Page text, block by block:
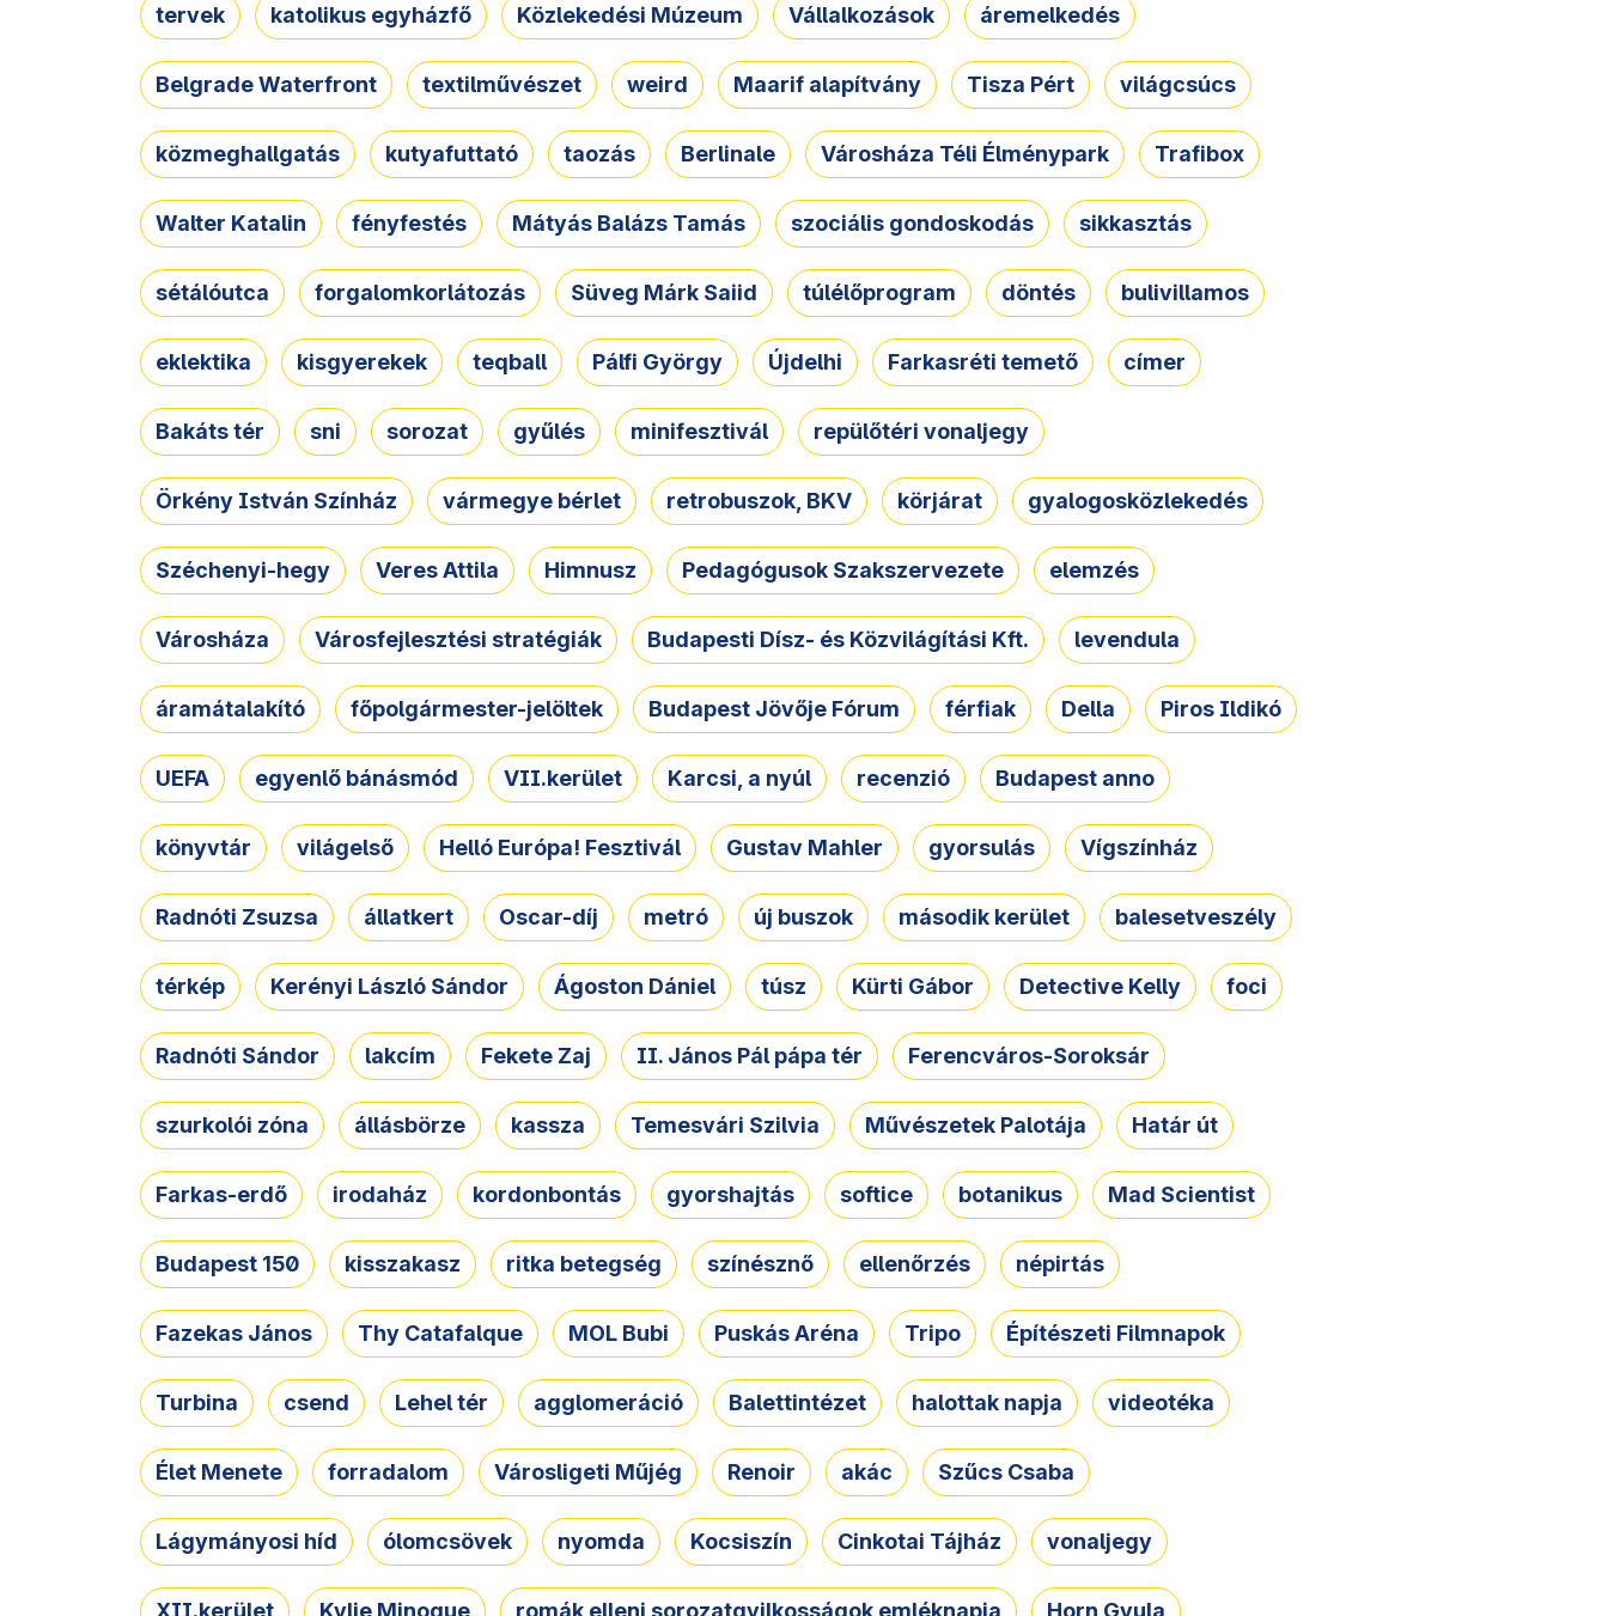
tervek katolikus egyházfő Közlekedési Múzeum Vállalkozások áremelkedés
Belgrade Waterfront textilművészet weird Maarif alapítvány Tisza Pért világcsúcs
közmeghallgatás kutyafuttató taozás Berlinale Városháza Téli Élménypark Trafibox
Walter Katalin fényfestés Mátyás Balázs Tamás szociális gondoskodás sikkasztás
sétálóutca forgalomkorlátozás Süveg Márk Saiid túlélőprogram döntés bulivillamos
eklektika kisgyerekek teqball Pálfi György Újdelhi Farkasréti temető címer
Bakáts tér sni sorozat gyűlés minifesztivál repülőtéri vonaljegy
Örkény István Színház vármegye bérlet retrobuszok, BKV körjárat gyalogosközlekedés
Széchenyi-hegy Veres Attila Himnusz Pedagógusok Szakszervezete elemzés
Városháza Városfejlesztési stratégiák Budapesti Dísz- és Közvilágítási Kft. levendula
áramátalakító főpolgármester-jelöltek Budapest Jövője Fórum férfiak Della Piros Ildikó
UEFA egyenlő bánásmód VII.kerület Karcsi, a nyúl recenzió Budapest anno
könyvtár világelső Helló Európa! Fesztivál Gustav Mahler gyorsulás Vígszínház
Radnóti Zsuzsa állatkert Oscar-díj metró új buszok második kerület balesetveszély
térkép Kerényi László Sándor Ágoston Dániel túsz Kürti Gábor Detective Kelly foci
Radnóti Sándor lakcím Fekete Zaj II. János Pál pápa tér Ferencváros-Soroksár
szurkolói zóna állásbörze kassza Temesvári Szilvia Művészetek Palotája Határ út
Farkas-erdő irodaház kordonbontás gyorshajtás softice botanikus Mad Scientist
Budapest 150 kisszakasz ritka betegség színésznő ellenőrzés népirtás
Fazekas János Thy Catafalque MOL Bubi Puskás Aréna Tripo Építészeti Filmnapok
Turbina csend Lehel tér agglomeráció Balettintézet halottak napja videotéka
Élet Menete forradalom Városligeti Műjég Renoir akác Szűcs Csaba
Lágymányosi híd ólomcsövek nyomda Kocsiszín Cinkotai Tájház vonaljegy
XII.kerület Kylie Minogue romák elleni sorozatgyilkosságok emléknapja Horn Gyula